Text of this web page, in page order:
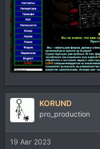
KORUND
pro_production
19 Авг 2023